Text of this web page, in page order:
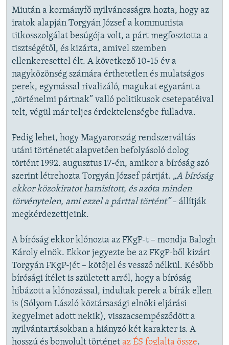
Miután a kormányfő nyilvánosságra hozta, hogy az
iratok alapján Torgyán József a kommunista
titkosszolgálat besúgója volt, a párt megfosztotta a
tisztségétől, és kizárta, amivel szemben
ellenkeresettel élt. A következő 10-15 év a
nagyközönség számára érthetetlen és mulatságos
perek, egymással rivalizáló, magukat egyaránt a
„történelmi pártnak” valló politikusok csetepatéival
telt, végül már teljes érdektelenségbe fulladva.
Pedig lehet, hogy Magyarország rendszerváltás
utáni történetét alapvetően befolyásoló dolog
történt 1992. augusztus 17-én, amikor a bíróság szó
szerint létrehozta Torgyán József pártját. „A bíróság
ekkor közokiratot hamisított, és azóta minden
törvénytelen, ami ezzel a párttal történt”– állítják
megkérdezettjeink.
A bíróság ekkor klónozta az FKgP-t – mondja Balogh
Károly elnök. Ekkor jegyezte be az FKgP-ből kizárt
Torgyán FKgP-jét – kötőjel és vessző nélkül. Később
bírósági ítélet is született arról, hogy a bíróság
hibázott a klónozással, indultak perek a bírák ellen
is (Sólyom László köztársasági elnöki eljárási
kegyelmet adott nekik), visszacsempésződött a
nyilvántartásokban a hiányzó két karakter is. A
hosszú és bonyolult történet az ÉS foglalta össze.